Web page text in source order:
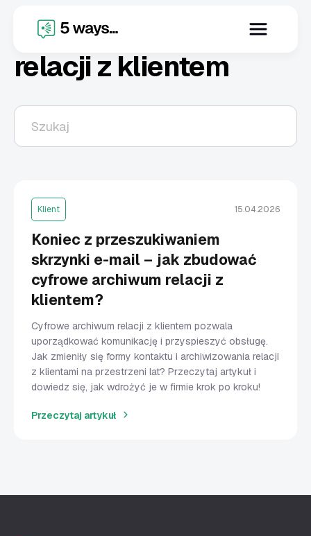
cyfrowe archiwum
relacji z klientem
Klient 15.04.2026
Koniec z przeszukiwaniem
skrzynki e-mail – jak zbudować
cyfrowe archiwum relacji z
klientem?
Cyfrowe archiwum relacji z klientem pozwala
uporządkować komunikację i przyspieszyć obsługę.
Jak zmieniły się formy kontaktu i archiwizowania relacji
z klientami na przestrzeni lat? Przeczytaj artykuł i
dowiedz się, jak wdrożyć je w firmie krok po kroku!
Przeczytaj artykuł